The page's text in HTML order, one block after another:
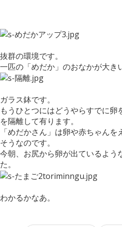
抜群の環境です。
一匹の「めだか」のおなかが大き
ガラス鉢です。
もうひとつにはどうやらすでに
を隔離して有ります。
「めだかさん」は卵や赤ちゃん
そうなのです。
今朝、お尻から卵が出ているよう
た。
わかるかなあ。